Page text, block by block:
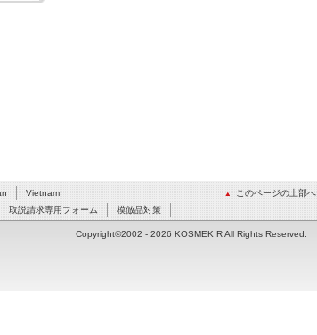
このページの上部へ
Vietnam
取説請求専用フォーム 模倣品対策
Copyright©2002 - 2026 KOSMEK R All Rights Reserved.